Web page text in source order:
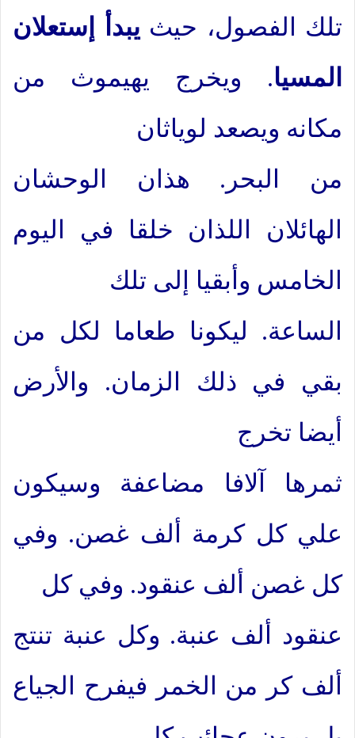
تلك الفصول، حيث يبدأ إستعلان
المسيا. ويخرج يهيموث من
مكانه ويصعد لوياثان
من البحر. هذان الوحشان
الهائلان اللذان خلقا في اليوم
الخامس وأبقيا إلى تلك
الساعة. ليكونا طعاما لكل من
بقي في ذلك الزمان. والأرض
أيضا تخرج
ثمرها آلافا مضاعفة وسيكون
علي كل كرمة ألف غصن. وفي
كل غصن ألف عنقود. وفي كل
عنقود ألف عنبة. وكل عنبة تنتج
ألف كر من الخمر فيفرح الجياع